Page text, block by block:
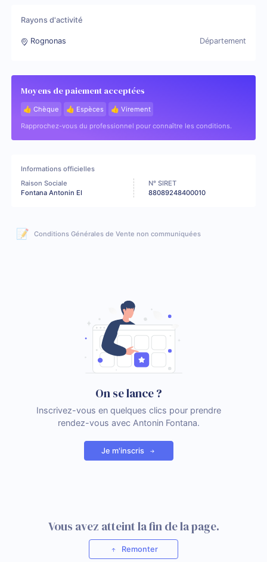
Rayons d'activité
Rognonas Département
Moyens de paiement acceptées
👍 Chèque 👍 Espèces
👍 Virement
Rapprochez-vous du professionnel pour connaître les conditions.
Informations officielles
Raison Sociale
Fontana Antonin EI
N° SIRET
88089248400010
📝 Conditions Générales de Vente non communiquées
On se lance ?
Inscrivez-vous en quelques clics pour prendre
rendez-vous avec Antonin Fontana.
Je m'inscris
Vous avez atteint la fin de la page.
Remonter